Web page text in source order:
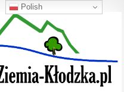
Polish